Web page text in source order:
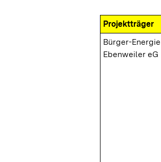
Projektträger
Bürger-Energie
Ebenweiler eG